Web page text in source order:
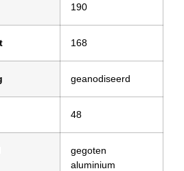
190
168
geanodiseerd
48
gegoten
aluminium